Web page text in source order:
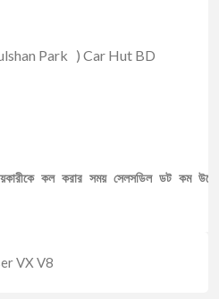
Park ) Car Hut BD
কল করার সময় সেলসডিল ডট কম
VX V8